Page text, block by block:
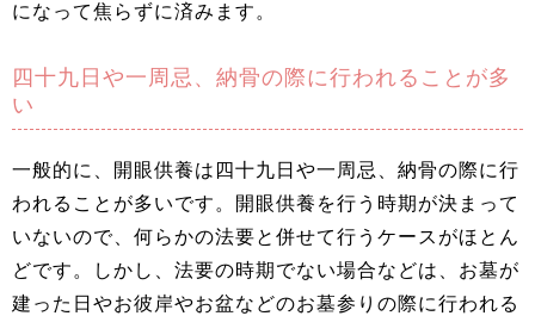
になって焦らずに済みます。
四十九日や一周忌、納骨の際に行われることが多
い
一般的に、開眼供養は四十九日や一周忌、納骨の際に行
われることが多いです。開眼供養を行う時期が決まって
いないので、何らかの法要と併せて行うケースがほとん
どです。しかし、法要の時期でない場合などは、お墓が
建った日やお彼岸やお盆などのお墓参りの際に行われる